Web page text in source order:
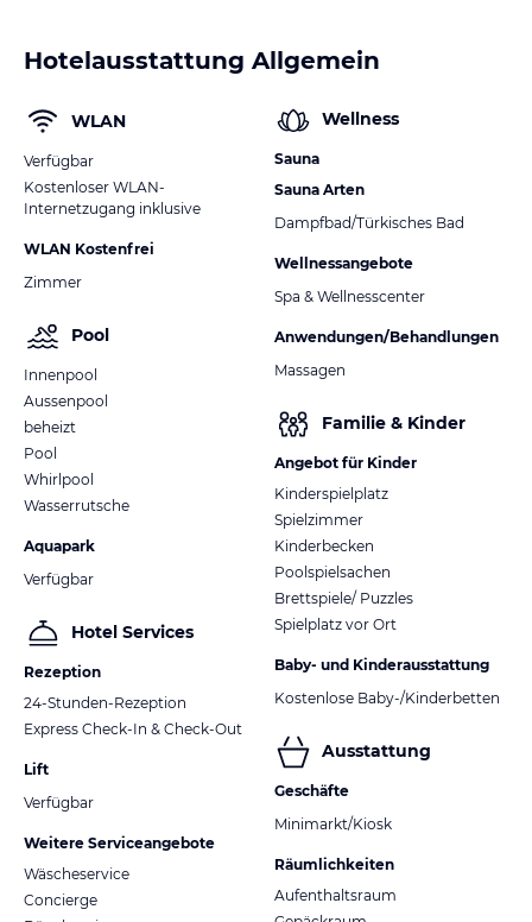
Hotelausstattung Allgemein
WLAN
Verfügbar
Kostenloser WLAN-
Internetzugang inklusive
WLAN Kostenfrei
Zimmer
Pool
Innenpool
Aussenpool
beheizt
Pool
Whirlpool
Wasserrutsche
Aquapark
Verfügbar
Hotel Services
Rezeption
24-Stunden-Rezeption
Express Check-In & Check-Out
Lift
Verfügbar
Weitere Serviceangebote
Wäscheservice
Concierge
Wellness
Sauna
Sauna Arten
Dampfbad/Türkisches Bad
Wellnessangebote
Spa & Wellnesscenter
Anwendungen/Behandlungen
Massagen
Familie & Kinder
Angebot für Kinder
Kinderspielplatz
Spielzimmer
Kinderbecken
Poolspielsachen
Brettspiele/ Puzzles
Spielplatz vor Ort
Baby- und Kinderausstattung
Kostenlose Baby-/Kinderbetten
Ausstattung
Geschäfte
Minimarkt/Kiosk
Räumlichkeiten
Aufenthaltsraum